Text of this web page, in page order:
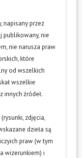
napisany przez
publikowany, nie
nie narusza praw
które
od wszelkich
wszelkie
innych źródeł.
zdjęcia,
dzieła są
praw (w tym
wizerunkiem) i